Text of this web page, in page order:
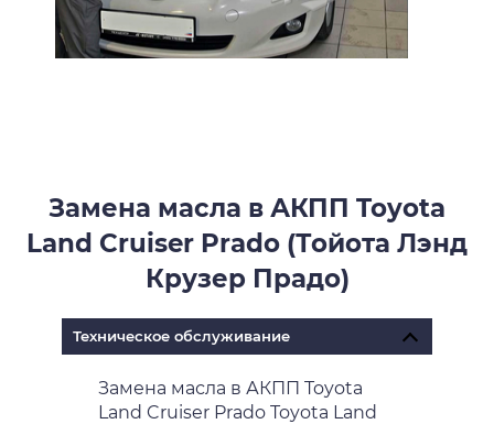
Замена масла в АКПП Toyota
Land Cruiser Prado (Тойота Лэнд
Крузер Прадо)
Техническое обслуживание
Замена масла в АКПП Toyota
Land Cruiser Prado Toyota Land